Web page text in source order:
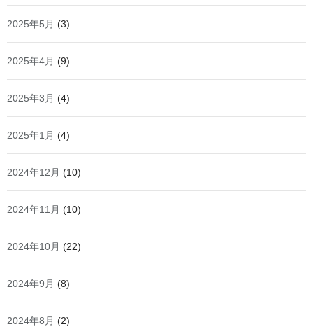
2025年5月 (3)
2025年4月 (9)
2025年3月 (4)
2025年1月 (4)
2024年12月 (10)
2024年11月 (10)
2024年10月 (22)
2024年9月 (8)
2024年8月 (2)